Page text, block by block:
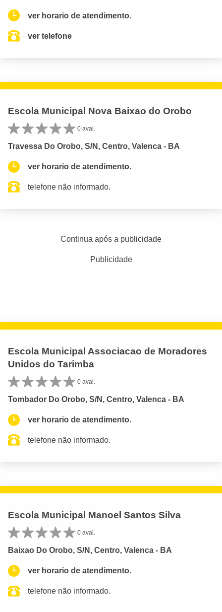
ver horario de atendimento.
ver telefone
Escola Municipal Nova Baixao do Orobo
0 aval.
Travessa Do Orobo, S/N, Centro, Valenca - BA
ver horario de atendimento.
telefone não informado.
Continua após a publicidade
Publicidade
Escola Municipal Associacao de Moradores
Unidos do Tarimba
0 aval.
Tombador Do Orobo, S/N, Centro, Valenca - BA
ver horario de atendimento.
telefone não informado.
Escola Municipal Manoel Santos Silva
0 aval.
Baixao Do Orobo, S/N, Centro, Valenca - BA
ver horario de atendimento.
telefone não informado.